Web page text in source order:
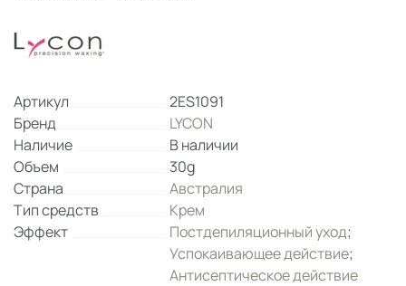
Артикул
2ES1091
Бренд
LYCON
Наличие
В наличии
Объем
30g
Страна
Австралия
Тип средств
Крем
Эффект
Постдепиляционный уход;
Успокаивающее действие;
Антисептическое действие